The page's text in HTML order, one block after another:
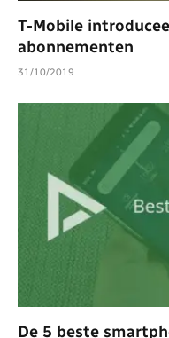
T-Mobile
abonnementen
31/10/2019
De 5 beste